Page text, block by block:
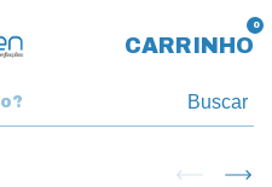
CARRINHO
0
Buscar